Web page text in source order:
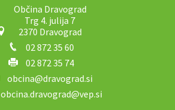
Občina Dravograd
Trg 4. julija 7
2370 Dravograd
02 872 35 60
02 872 35 74
obcina@dravograd.si
obcina.dravograd@vep.si